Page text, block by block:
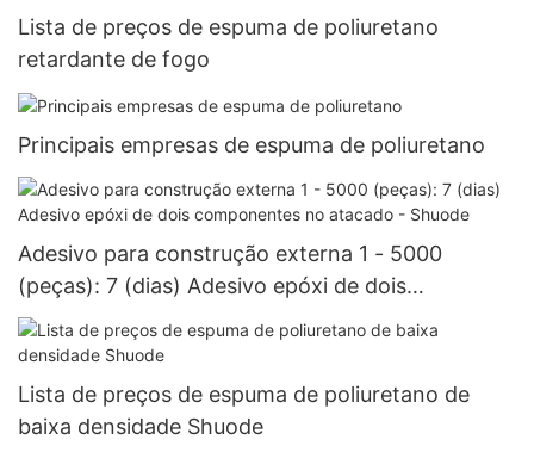
Lista de preços de espuma de poliuretano
retardante de fogo
Principais empresas de espuma de poliuretano
Adesivo para construção externa 1 - 5000
(peças): 7 (dias) Adesivo epóxi de dois
componentes no atacado - Shuode
Lista de preços de espuma de poliuretano de
baixa densidade Shuode